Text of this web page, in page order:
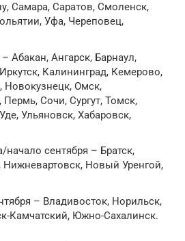
Самара, Саратов, Смоленск,
Уфа, Череповец,
Абакан, Ангарск, Барнаул,
Калининград, Кемерово,
Новокузнецк, Омск,
Пермь, Сочи, Сургут, Томск,
Ульяновск, Хабаровск,
начало сентября – Братск,
Нижневартовск, Новый Уренгой,
– Владивосток, Норильск,
Камчатский, Южно-Сахалинск.